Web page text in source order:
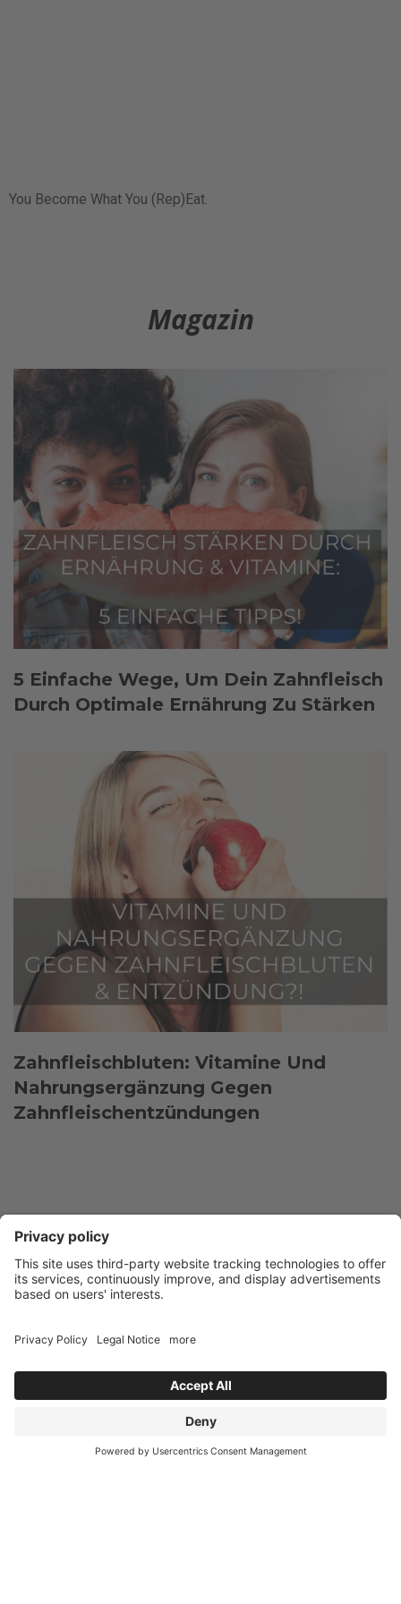
You Become What You (Rep)Eat.
Magazin
5 Einfache Wege, Um Dein Zahnfleisch
Durch Optimale Ernährung Zu Stärken
Zahnfleischbluten: Vitamine Und
Nahrungsergänzung Gegen
Zahnfleischentzündungen